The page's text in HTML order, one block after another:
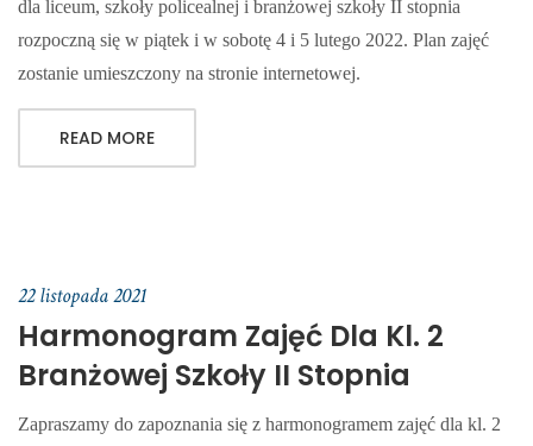
dla liceum, szkoły policealnej i branżowej szkoły II stopnia
rozpoczną się w piątek i w sobotę 4 i 5 lutego 2022. Plan zajęć
zostanie umieszczony na stronie internetowej.
READ MORE
22 listopada 2021
Harmonogram Zajęć Dla Kl. 2
Branżowej Szkoły II Stopnia
Zapraszamy do zapoznania się z harmonogramem zajęć dla kl. 2